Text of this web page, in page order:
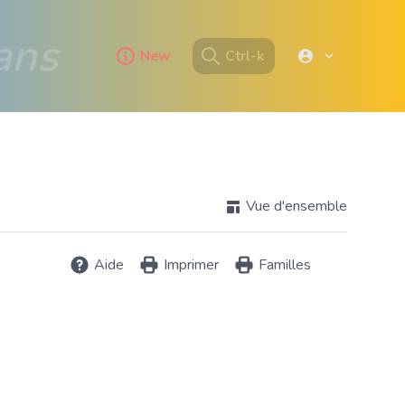
New Ctrl-k
Vue d'ensemble
Aide Imprimer Familles